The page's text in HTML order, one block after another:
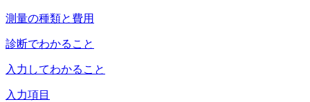
測量の種類と費用
診断でわかること
入力してわかること
入力項目